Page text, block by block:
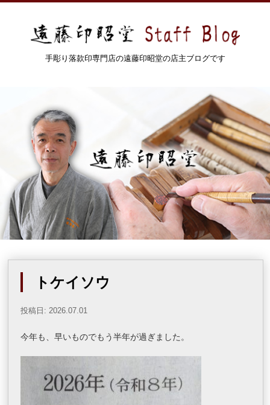
手彫り落款印専門店の遠藤印昭堂の店主ブログです
トケイソウ
投稿日: 2026.07.01
今年も、早いものでもう半年が過ぎました。